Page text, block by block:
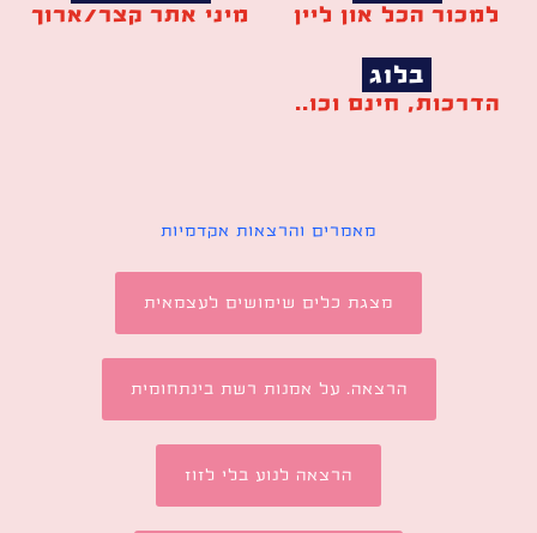
למכור הכל און ליין מיני אתר קצר/ארוך
בלוג
הדרכות, חינם וכו..
מאמרים והרצאות אקדמיות
מצגת כלים שימושים לעצמאית
הרצאה. על אמנות רשת בינתחומית
הרצאה לנוע בלי לזוז